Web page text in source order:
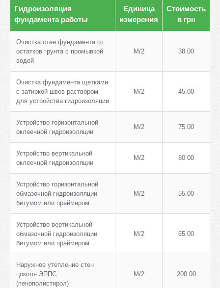
Гидроизоляция
фундамента работы
Единица
измерения
Стоимость
в грн
Очистка стен фундамента от
остатков грунта с промывкой
водой
М/2 38.00
Очистка фундамента щетками
с затиркой швов раствором
для устройства гидроизоляции
М/2 45.00
Устройство горизонтальной
оклеечной гидроизоляции
М/2 75.00
Устройство вертикальной
оклеечной гидроизоляции
М/2 80.00
Устройство горизонтальной
обмазочной гидроизоляции
битумом или праймером
М/2 55.00
Устройство вертикальной
обмазочной гидроизоляции
битумом или праймером
М/2 65.00
Наружное утепление стен
цоколя ЭППС
(пенополистирол)
М/2 200.00